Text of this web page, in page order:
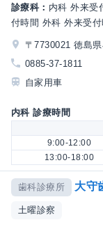
診療科： 内科 外来受
付時間 外科 外来受
〒7730021 徳島
0885-37-1811
自家用車
内科 診療時間
9:00-12:00
13:00-18:00
歯科診療所 大守
土曜診察